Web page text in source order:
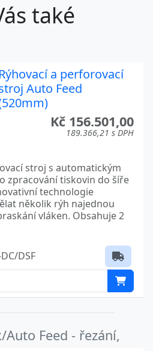
také
Rýhovací a perforovací
Auto Feed
Kč 156.501,00
189.366,21 s DPH
stroj s automatickým
zpracování tiskovin do šíře
technologie
několik rýh najednou
vláken. Obsahuje 2
DSF
Feed - řezání,